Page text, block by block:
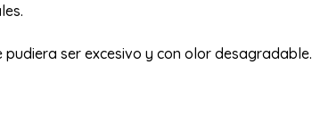
ser excesivo y con olor desagradable.